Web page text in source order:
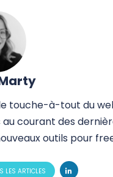
touche-à-tout du
au courant des
outils pour
LES ARTICLES